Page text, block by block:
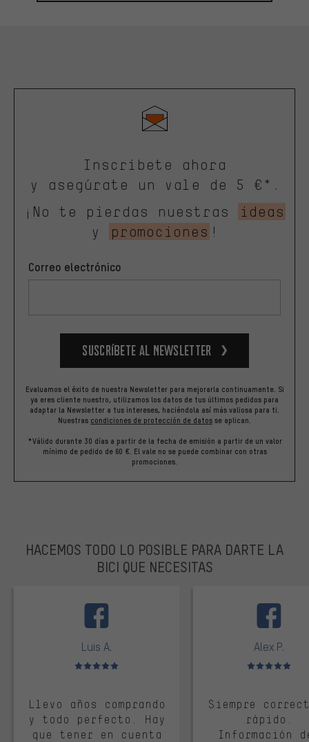
Inscríbete ahora
y asegúrate un vale de 5 €*.
¡No te pierdas nuestras
ideas
y
promociones !
Correo electrónico
Suscríbete al newsletter
Evaluamos el éxito de nuestra Newsletter para mejorarla continuamente. Si
ya eres cliente nuestro, utilizamos los datos de tus últimos pedidos para
adaptar la Newsletter a tus intereses, haciéndola así más valiosa para ti.
Nuestras condiciones de protección de datos se aplican.
*Válido durante 30 días a partir de la fecha de emisión a partir de un valor
mínimo de pedido de 60 €. El vale no se puede combinar con otras
promociones.
HACEMOS TODO LO POSIBLE PARA DARTE LA
BICI QUE NECESITAS
Luis A.
Valoración media: 5 de 5
Llevo años comprando
y todo perfecto. Hay
que tener en cuenta
Alex P.
Valoración
Siempre
rápido.
Información